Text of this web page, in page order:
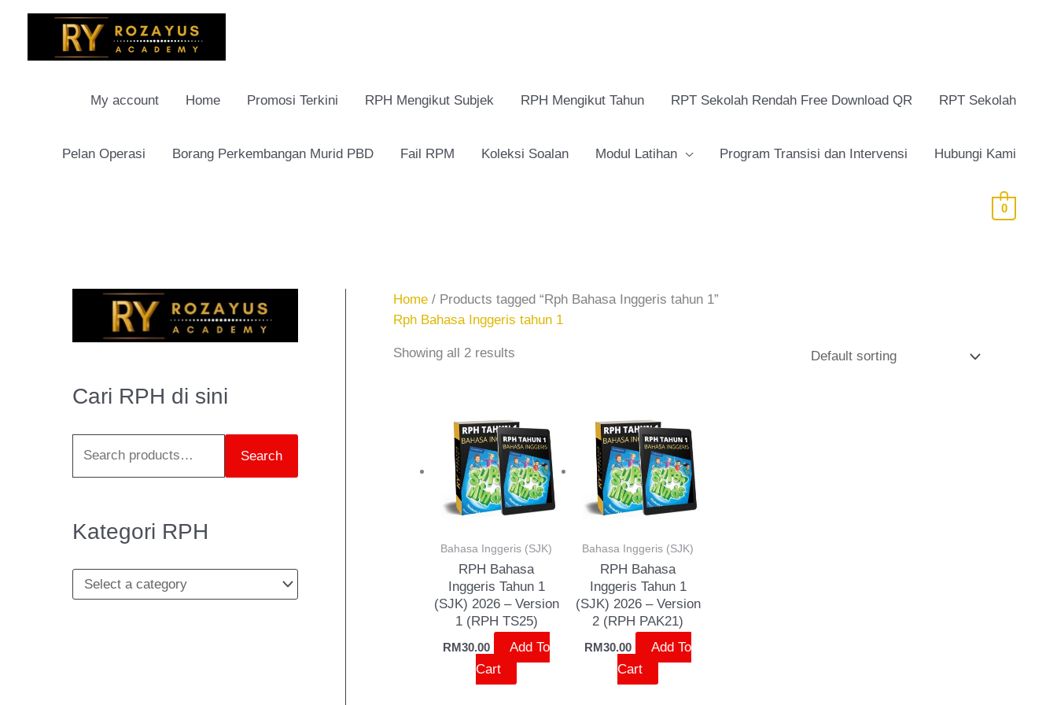
My account Home Promosi Terkini RPH Mengikut Subjek RPH Mengikut Tahun RPT Sekolah Rendah Free Download QR RPT Sekolah
Pelan Operasi Borang Perkembangan Murid PBD Fail RPM Koleksi Soalan Modul Latihan Program Transisi dan Intervensi Hubungi Kami
0
Cari RPH di sini
c
h
:
Search
Kategori RPH
Home / Products tagged “Rph Bahasa Inggeris tahun 1”
Rph Bahasa Inggeris tahun 1
Showing all 2 results
Bahasa Inggeris (SJK)
RPH Bahasa
Inggeris Tahun 1
(SJK) 2026 – Version
1 (RPH TS25)
RM30.00
Add To
Cart
Bahasa Inggeris (SJK)
RPH Bahasa
Inggeris Tahun 1
(SJK) 2026 – Version
2 (RPH PAK21)
RM30.00
Add To
Cart